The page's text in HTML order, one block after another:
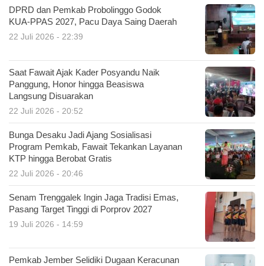
DPRD dan Pemkab Probolinggo Godok
KUA-PPAS 2027, Pacu Daya Saing Daerah
22 Juli 2026 - 22:39
Saat Fawait Ajak Kader Posyandu Naik
Panggung, Honor hingga Beasiswa
Langsung Disuarakan
22 Juli 2026 - 20:52
Bunga Desaku Jadi Ajang Sosialisasi
Program Pemkab, Fawait Tekankan Layanan
KTP hingga Berobat Gratis
22 Juli 2026 - 20:46
Senam Trenggalek Ingin Jaga Tradisi Emas,
Pasang Target Tinggi di Porprov 2027
19 Juli 2026 - 14:59
Pemkab Jember Selidiki Dugaan Keracunan